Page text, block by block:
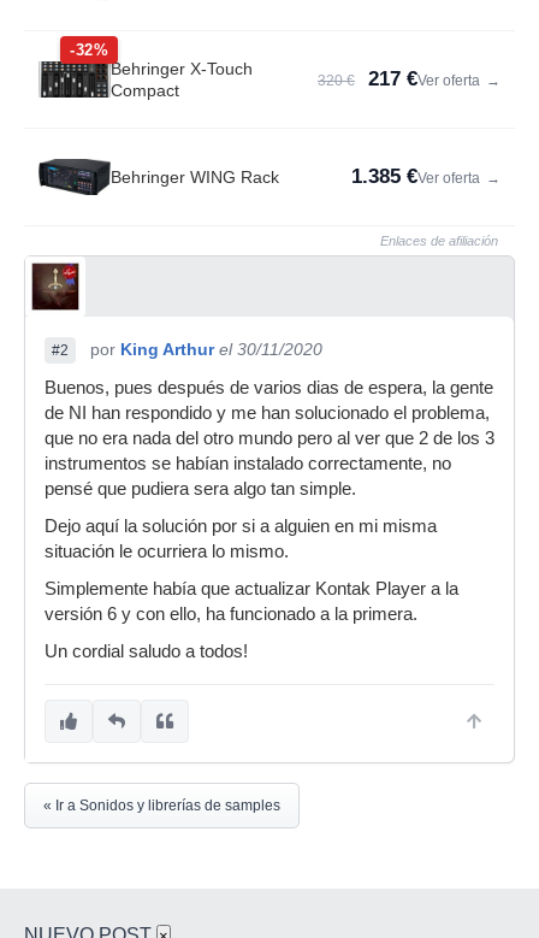
-32%
Behringer X-Touch
Compact
320 € 217 €Ver oferta →
Behringer WING Rack 1.385 €Ver oferta →
Enlaces de afiliación
#2 por King Arthur el 30/11/2020
Buenos, pues después de varios dias de espera, la gente
de NI han respondido y me han solucionado el problema,
que no era nada del otro mundo pero al ver que 2 de los 3
instrumentos se habían instalado correctamente, no
pensé que pudiera sera algo tan simple.
Dejo aquí la solución por si a alguien en mi misma
situación le ocurriera lo mismo.
Simplemente había que actualizar Kontak Player a la
versión 6 y con ello, ha funcionado a la primera.
Un cordial saludo a todos!
« Ir a Sonidos y librerías de samples